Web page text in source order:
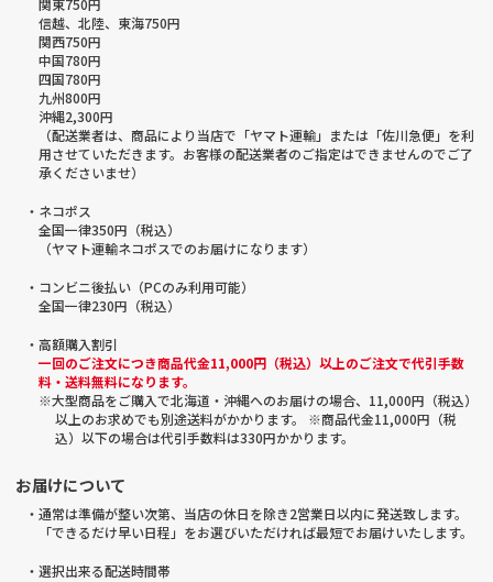
関東750円
信越、北陸、東海750円
関西750円
中国780円
四国780円
九州800円
沖縄2,300円
（配送業者は、商品により当店で「ヤマト運輸」または「佐川急便」を利
用させていただきます。お客様の配送業者のご指定はできませんのでご了
承くださいませ）
・ネコポス
全国一律350円（税込）
（ヤマト運輸ネコポスでのお届けになります）
・コンビニ後払い（PCのみ利用可能）
全国一律230円（税込）
・高額購入割引
一回のご注文につき商品代金11,000円（税込）以上のご注文で代引手数
料・送料無料になります。
※大型商品をご購入で北海道・沖縄へのお届けの場合、11,000円（税込）
以上のお求めでも別途送料がかかります。 ※商品代金11,000円（税
込）以下の場合は代引手数料は330円かかります。
お届けについて
・通常は準備が整い次第、当店の休日を除き2営業日以内に発送致します。
「できるだけ早い日程」をお選びいただければ最短でお届けいたします。
・選択出来る配送時間帯